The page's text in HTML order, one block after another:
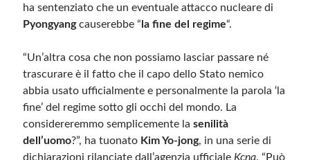
ritenuti offensivi o lesivi dell’immagine o dell’onorabilità di terzi, di genere spam,
razzisti o che contengano dati personali non conformi al rispetto delle norme sulla
privacy. Alcune immagini inserite in questo blog sono tratte da Internet e, pertanto,
considerate di pubblico dominio. Qualora la loro pubblicazione violasse eventuali
tramite link né del loro contenuto, che può essere soggetto a variazioni nel tempo.
Accedi
Feed dei contenuti
ha sentenziato che un eventuale attacco nucleare di
Pyongyangcauserebbe “ la fine del regime“.
“Un’altra cosa che non possiamo lasciar passare né
trascurare è il fatto che il capo dello Stato nemico
abbia usato ufficialmente e personalmente la parola ‘la
fine’ del regime sotto gli occhi del mondo. La
considereremmo semplicemente la senilità
dell’uomo?”, ha tuonato Kim Yo-jong, in una serie di
dichiarazioni rilanciate dall’agenzia ufficiale Kcna. “Può